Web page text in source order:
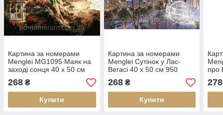
Картина за номерами
Menglei MG1095 Маяк на
заході сонця 40 х 50 см
950 море
268 ₴
Купити
Картина за номерами
Menglei Сутінок у Лас-
Вегасі 40 х 50 см 950
місто
268₴
Купити
про
278